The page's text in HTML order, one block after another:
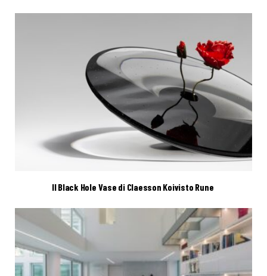
Il Black Hole Vase di Claesson Koivisto Rune